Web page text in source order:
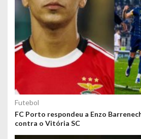
Futebol
FC Porto respondeu a Enzo
contra o Vitória SC